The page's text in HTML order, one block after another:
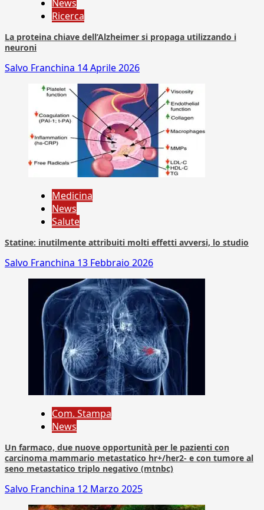
News
Ricerca
La proteina chiave dell’Alzheimer si propaga utilizzando i
neuroni
Salvo Franchina 14 Aprile 2026
Medicina
News
Salute
Statine: inutilmente attribuiti molti effetti avversi, lo studio
Salvo Franchina 13 Febbraio 2026
Com. Stampa
News
Un farmaco, due nuove opportunità per le pazienti con
carcinoma mammario metastatico hr+/her2- e con tumore al
seno metastatico triplo negativo (mtnbc)
Salvo Franchina 12 Marzo 2025